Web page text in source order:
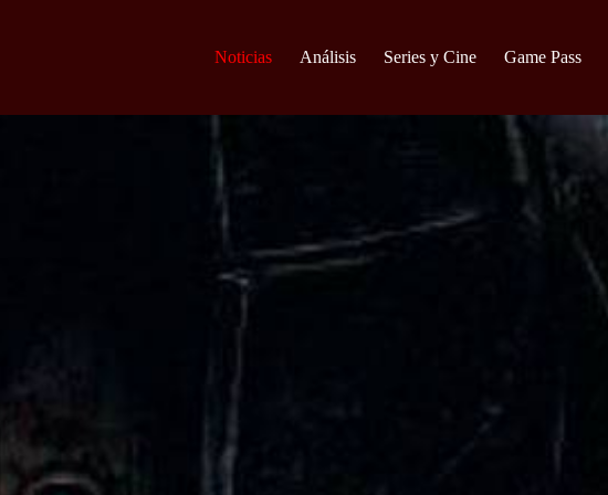
Noticias Análisis Series y Cine Game Pass